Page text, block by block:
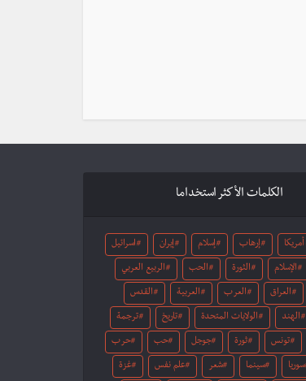
الكلمات الأكثر استخداما
أمريكا إرهاب إسلام إيران اسرائيل
الإسلام الثورة الحب الربيع العربي
العراق العرب العربية القدس
الهند الولايات المتحدة تاريخ ترجمة
تونس ثورة جوجل حب حرب
سوريا سينما شعر علم نفس غزة